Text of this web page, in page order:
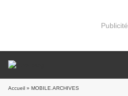
Publicité
Accueil » MOBILE.ARCHIVES